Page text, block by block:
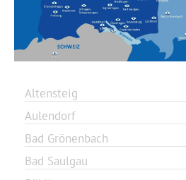
Altensteig
Aulendorf
Bad Grönenbach
Bad Saulgau